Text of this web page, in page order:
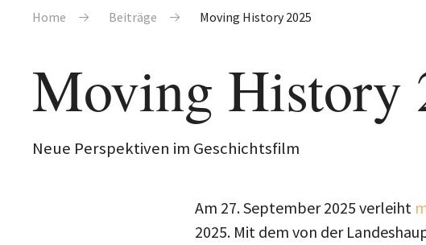
Pfadnavigation
Home Beiträge Moving History 2025
Moving History
Neue Perspektiven im Geschichtsfilm
Am 27. September 2025 verleiht
2025. Mit dem von der